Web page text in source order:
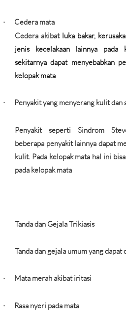
·
Cedera mata
Cedera akibat luka bakar,
jenis kecelakaan lainnya pada
sekitarnya dapat menyebabkan
kelopak mata
· Penyakit yang menyerang kulit dan
Penyakit seperti Sindrom
beberapa penyakit lainnya dapat
kulit. Pada kelopak mata hal ini
pada kelopak mata
Tanda dan Gejala Trikiasis
Tanda dan gejala umum yang
· Mata merah akibat iritasi
· Rasa nyeri pada mata